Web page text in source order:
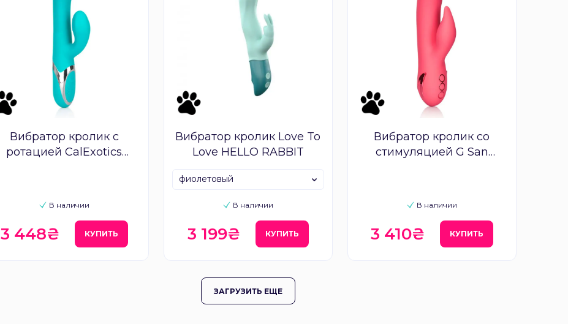
Вибратор кролик с
ротацией CalExotics
В наличии
3 448₴ КУПИТЬ
Вибратор кролик Love To
Love HELLO RABBIT
В наличии
фиолетовый
3 199₴ КУПИТЬ
Вибратор кролик со
стимуляцией G San
В наличии
3 410₴ КУПИТЬ
ЗАГРУЗИТЬ ЕЩЕ